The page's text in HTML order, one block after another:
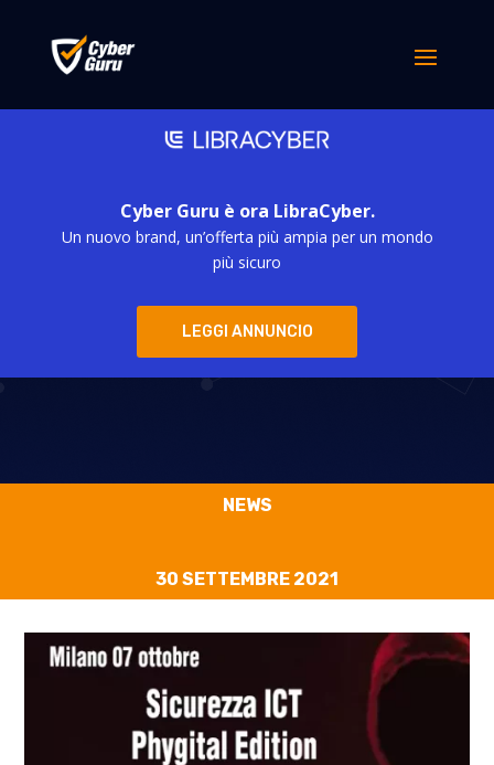
Cyber Guru è ora LibraCyber.
Un nuovo brand, un’offerta più ampia per un mondo
più sicuro
LEGGI ANNUNCIO
Sicurezza ICT
Phygital Edition –
7 ottobre
NEWS
30 SETTEMBRE 2021